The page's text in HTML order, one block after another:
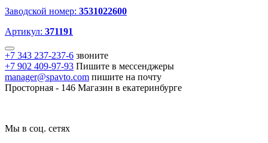
Заводской номер: 3531022600
Артикул: 371191
+7 343 237-237-6 звоните
+7 902 409-97-93 Пишите в мессенджеры
manager@spavto.com пишите на почту
Просторная - 146 Магазин в екатеринбурге
Мы в соц. сетях